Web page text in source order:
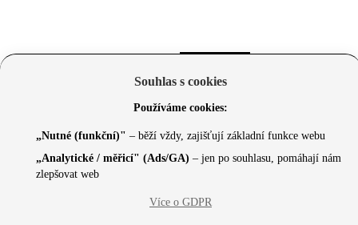
© 2026 Czechcore.cz | Scripted by Sonic (
Souhlas s cookies
Používáme cookies:
„Nutné (funkční)" – běží vždy, zajišťují základní funkce webu
„Analytické / měřicí" (Ads/GA) – jen po souhlasu, pomáhají nám
zlepšovat web
Více o GDPR